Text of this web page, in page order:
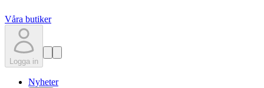
Våra butiker
Logga in
Nyheter